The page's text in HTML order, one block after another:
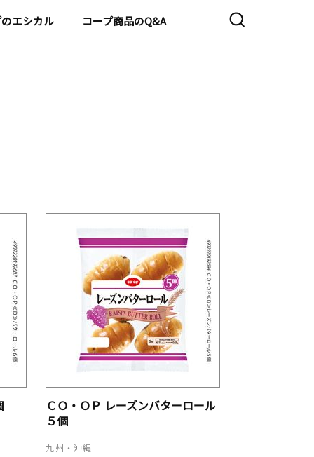
エシカル コープ商品のQ&A
ＣＯ・ＯＰ レーズンバターロール
５個
九州・沖縄